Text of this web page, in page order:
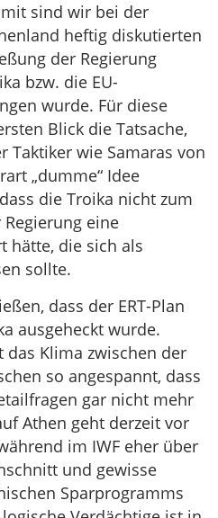
sind wir bei der
heftig diskutierten
der Regierung
bzw. die EU-
wurde. Für diese
Blick die Tatsache,
Taktiker wie Samaras von
„dumme“ Idee
die Troika nicht zum
eine
hätte, die sich als
sollte.
dass der ERT-Plan
ausgeheckt wurde.
Klima zwischen der
so angespannt, dass
gar nicht mehr
Athen geht derzeit vor
im IWF eher über
und gewisse
Sparprogramms